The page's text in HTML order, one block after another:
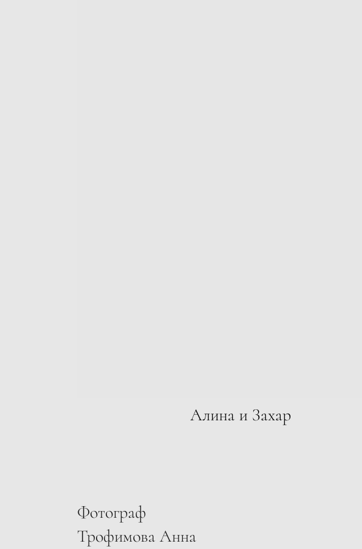
Алина и Захар
Фотограф
Трофимова Анна